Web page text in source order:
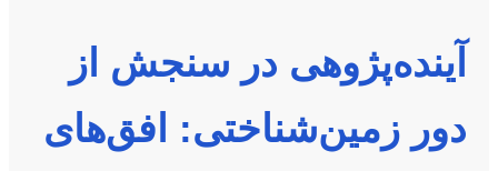
آینده‌پژوهی در سنجش از
دور زمین‌شناختی: افق‌های